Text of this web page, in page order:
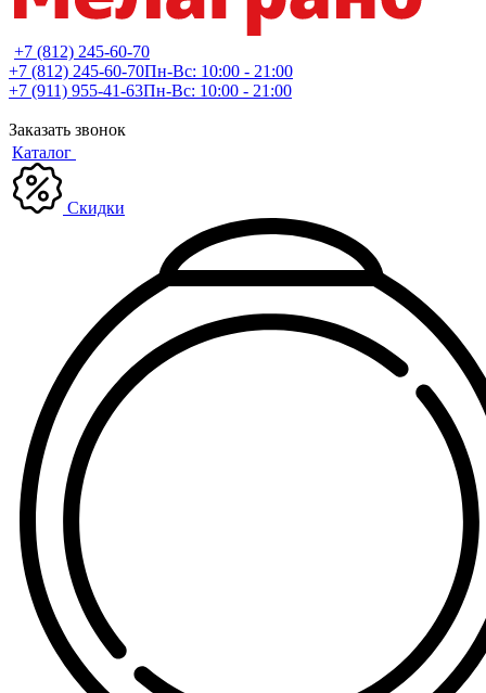
+7 (812) 245-60-70
+7 (812) 245-60-70Пн-Вс: 10:00 - 21:00
+7 (911) 955-41-63Пн-Вс: 10:00 - 21:00
Заказать звонок
Каталог
Скидки